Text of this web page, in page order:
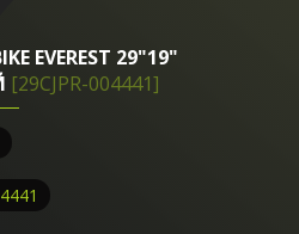
EVEREST 29"19"
[29CJPR-004441]